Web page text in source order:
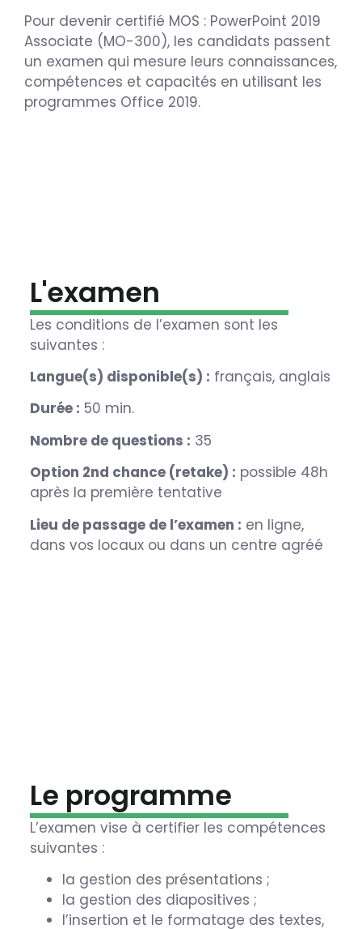
Pour devenir certifié MOS : PowerPoint 2019
Associate (MO-300), les candidats passent
un examen qui mesure leurs connaissances,
compétences et capacités en utilisant les
programmes Office 2019.
L'examen
Les conditions de l’examen sont les
suivantes :
Langue(s) disponible(s) : français, anglais
Durée : 50 min.
Nombre de questions : 35
Option 2nd chance (retake) : possible 48h
après la première tentative
Lieu de passage de l’examen : en ligne,
dans vos locaux ou dans un centre agréé
Le programme
L’examen vise à certifier les compétences
suivantes :
la gestion des présentations ;
la gestion des diapositives ;
l’insertion et le formatage des textes,